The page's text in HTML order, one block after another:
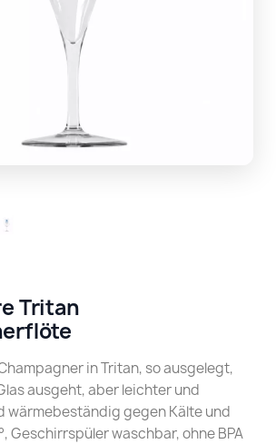
Tritan
in Tritan, so ausgelegt,
ausgeht, aber leichter und
wärmebeständig gegen Kälte und
Geschirrspüler waschbar, ohne BPA